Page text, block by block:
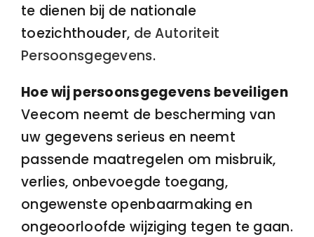
te dienen bij de nationale
toezichthouder, de Autoriteit
Persoonsgegevens.
Hoe wij persoonsgegevens beveiligen
Veecom neemt de bescherming van
uw gegevens serieus en neemt
passende maatregelen om misbruik,
verlies, onbevoegde toegang,
ongewenste openbaarmaking en
ongeoorloofde wijziging tegen te gaan.